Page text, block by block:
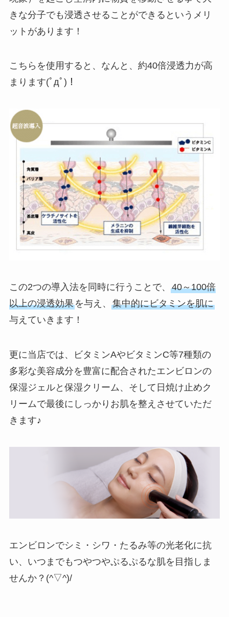
きな分子でも浸透させることができるというメリ
ットがあります！
こちらを使用すると、なんと、約40倍浸透力が高
まります(ﾟдﾟ)！
この2つの導入法を同時に行うことで、 40～100倍
以上の浸透効果を与え、 集中的にビタミンを肌に
与えていきます！
更に当店では、ビタミンAやビタミンC等7種類の
多彩な美容成分を豊富に配合されたエンビロンの
保湿ジェルと保湿クリーム、そして日焼け止めク
リームで最後にしっかりお肌を整えさせていただ
きます♪
エンビロンでシミ・シワ・たるみ等の光老化に抗
い、いつまでもつやつやぷるぷるな肌を目指しま
せんか？(^▽^)/